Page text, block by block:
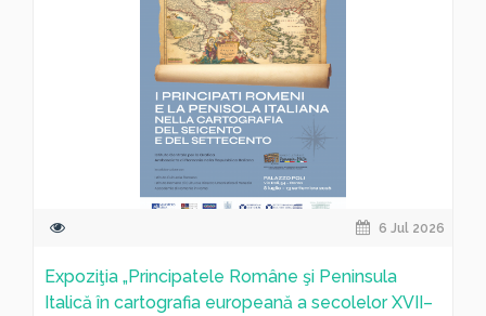
6 Jul 2026
Expoziţia „Principatele Române şi Peninsula
Italică în cartografia europeană a secolelor XVII–